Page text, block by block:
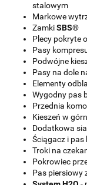
stalowym
Markowe
ZamkiSBS®
Plecy pokryte
Pasy
Podwójne
Pasy na dole
Elementy
Wygodny pas
Przednia
Kieszeń w
Dodatkowa
Ściągacz i pas
Troki na
Pokrowiec
Pas piersiowy